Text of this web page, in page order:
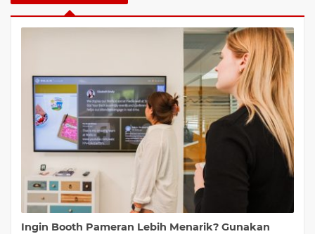
Ingin Booth Pameran Lebih Menarik? Gunakan